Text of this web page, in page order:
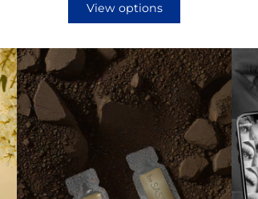
View options